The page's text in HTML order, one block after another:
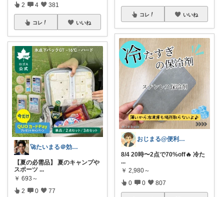
2 4 381
コレ いいね
🚀たいまる＠効率至上主義のセレクトニキ
【夏の必需品】 夏のキャンプや
スポーツ ...
￥ 693～
2 0 77
コレ いいね
おじまる@便利雑貨🧼ファション👚
8/4 20時〜2点で70%off🔥 冷た
...
￥ 2,980～
0 0 807